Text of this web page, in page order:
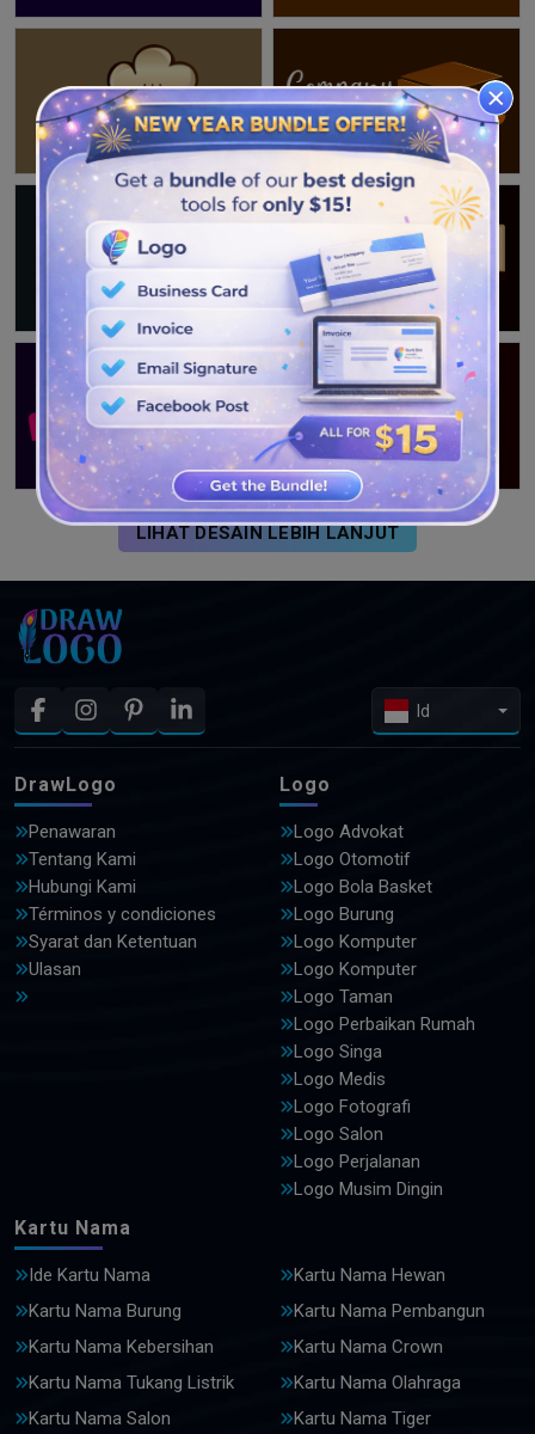
LIHAT DESAIN LEBIH LANJUT
Id
DrawLogo
Penawaran
Tentang Kami
Hubungi Kami
Términos y condiciones
Syarat dan Ketentuan
Ulasan
Logo
Logo Advokat
Logo Otomotif
Logo Bola Basket
Logo Burung
Logo Komputer
Logo Komputer
Logo Taman
Logo Perbaikan Rumah
Logo Singa
Logo Medis
Logo Fotografi
Logo Salon
Logo Perjalanan
Logo Musim Dingin
Kartu Nama
Ide Kartu Nama
Kartu Nama Hewan
Kartu Nama Burung
Kartu Nama Pembangun
Kartu Nama Kebersihan
Kartu Nama Crown
Kartu Nama Tukang Listrik
Kartu Nama Olahraga
Kartu Nama Salon
Kartu Nama Tiger